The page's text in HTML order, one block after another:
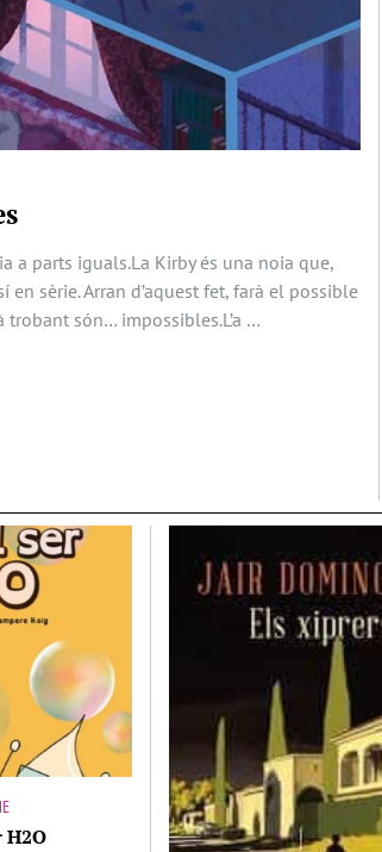
a parts iguals.La Kirby és una noia que,
sèrie. Arran d’aquest fet, farà el possible
són… impossibles.L’a …
H2O